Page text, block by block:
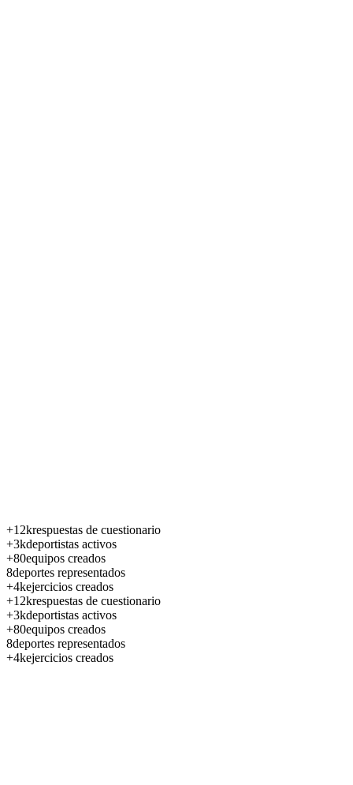
+12krespuestas de cuestionario
+3kdeportistas activos
+80equipos creados
8deportes representados
+4kejercicios creados
+12krespuestas de cuestionario
+3kdeportistas activos
+80equipos creados
8deportes representados
+4kejercicios creados